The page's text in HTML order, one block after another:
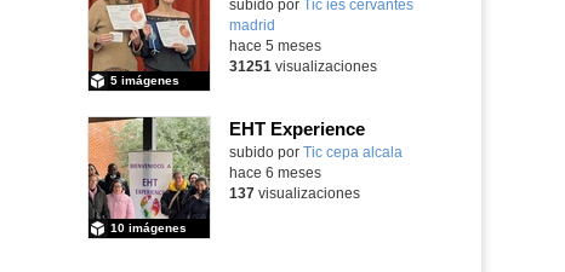
Contenido educativo.
subido por Tic ies cervantes
madrid
5 imágenes
hace 5 meses
31251 visualizaciones
EHT Experience
subido por Tic cepa alcala
10 imágenes
hace 6 meses
137visualizaciones